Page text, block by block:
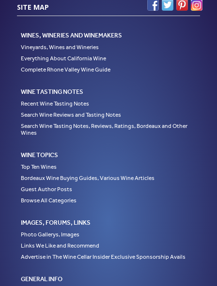
SITE MAP
WINES, WINERIES AND WINEMAKERS
Vineyards, Wines and Wineries
Everything About California Wine
Complete Rhone Valley Wine Guide
WINE TASTING NOTES
Recent Wine Tasting Notes
Search Wine Reviews and Tasting Notes
Search Wine Tasting Notes, Reviews, Ratings, Bordeaux and Other
Wines
WINE TOPICS
Top Ten Wines
Bordeaux Wine Buying Guides, Various Wine Articles
Guest Author Posts
Browse All Categories
IMAGES, FORUMS, LINKS
Photo Gallerys, Images
Links We Like and Recommend
Advertise in The Wine Cellar Insider Exclusive Sponsorship Avails
GENERAL INFO